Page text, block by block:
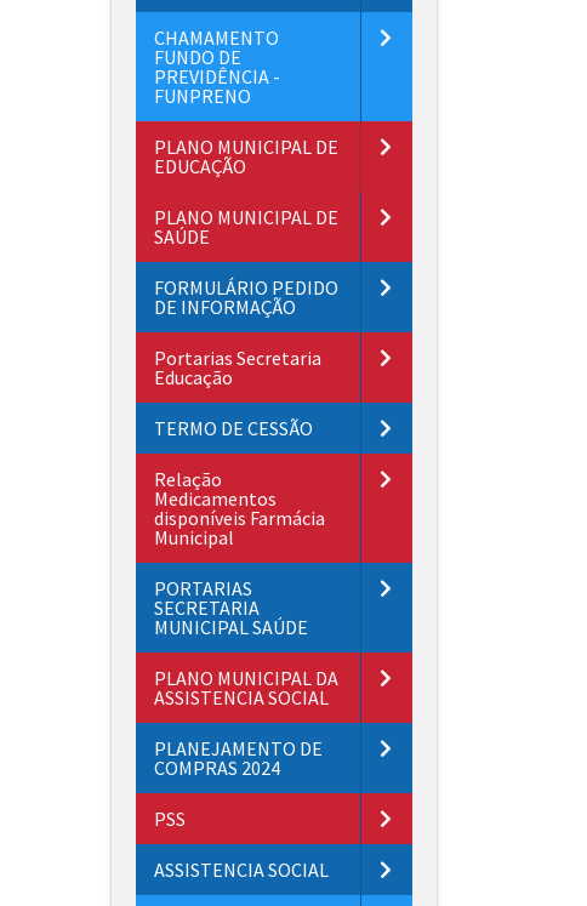
CHAMAMENTO
FUNDO DE
PREVIDÊNCIA -
FUNPRENO
PLANO MUNICIPAL DE
EDUCAÇÃO
PLANO MUNICIPAL DE
SAÚDE
FORMULÁRIO PEDIDO
DE INFORMAÇÃO
Portarias Secretaria
Educação
TERMO DE CESSÃO
Relação
Medicamentos
disponíveis Farmácia
Municipal
PORTARIAS
SECRETARIA
MUNICIPAL SAÚDE
PLANO MUNICIPAL DA
ASSISTENCIA SOCIAL
PLANEJAMENTO DE
COMPRAS 2024
PSS
ASSISTENCIA SOCIAL